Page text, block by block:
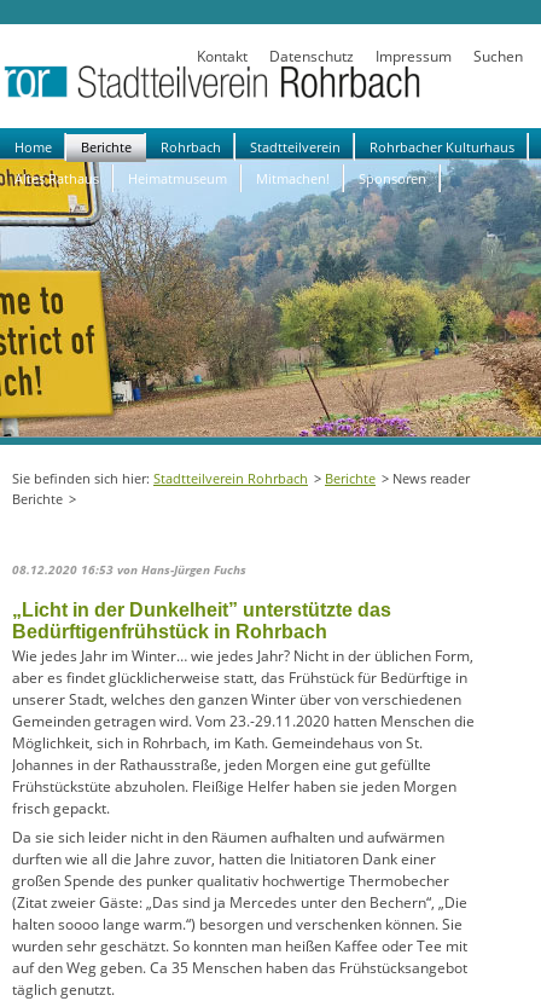
Kontakt Datenschutz Impressum Suchen
Navigation
überspringen
Home Berichte Rohrbach Stadtteilverein
Rohrbacher Kulturhaus
Altes Rathaus
Heimatmuseum Mitmachen! Sponsoren
Stadtteilverein Rohrbach Berichte
News reader
Berichte
08.12.2020 16:53 von Hans-Jürgen Fuchs
„Licht in der Dunkelheit” unterstützte das
Bedürftigenfrühstück in Rohrbach
Wie jedes Jahr im Winter… wie jedes Jahr? Nicht in der üblichen Form,
aber es findet glücklicherweise statt, das Frühstück für Bedürftige in
unserer Stadt, welches den ganzen Winter über von verschiedenen
Gemeinden getragen wird. Vom 23.-29.11.2020 hatten Menschen die
Möglichkeit, sich in Rohrbach, im Kath. Gemeindehaus von St.
Johannes in der Rathausstraße, jeden Morgen eine gut gefüllte
Frühstückstüte abzuholen. Fleißige Helfer haben sie jeden Morgen
frisch gepackt.
Da sie sich leider nicht in den Räumen aufhalten und aufwärmen
durften wie all die Jahre zuvor, hatten die Initiatoren Dank einer
großen Spende des punker qualitativ hochwertige Thermobecher
(Zitat zweier Gäste: „Das sind ja Mercedes unter den Bechern“, „Die
halten soooo lange warm.“) besorgen und verschenken können. Sie
wurden sehr geschätzt. So konnten man heißen Kaffee oder Tee mit
auf den Weg geben. Ca 35 Menschen haben das Frühstücksangebot
täglich genutzt.